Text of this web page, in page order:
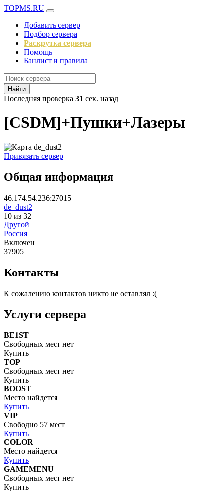
TOPMS.RU
Добавить сервер
Подбор сервера
Раскрутка сервера
Помощь
Банлист и правила
Найти
Последняя проверка 31 сек. назад
[CSDM]+Пушки+Лазеры
Привязать сервер
Общая информация
46.174.54.236:27015
de_dust2
10 из 32
Другой
Россия
Включен
37905
Контакты
К сожалению контактов никто не оставлял :(
Услуги сервера
BE1ST
Свободных мест нет
Купить
TOP
Свободных мест нет
Купить
BOOST
Место найдется
Купить
VIP
Свободно 57 мест
Купить
COLOR
Место найдется
Купить
GAMEMENU
Свободных мест нет
Купить